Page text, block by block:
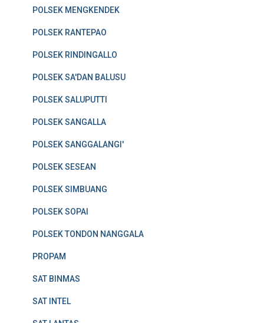
POLSEK MENGKENDEK
POLSEK RANTEPAO
POLSEK RINDINGALLO
POLSEK SA'DAN BALUSU
POLSEK SALUPUTTI
POLSEK SANGALLA
POLSEK SANGGALANGI'
POLSEK SESEAN
POLSEK SIMBUANG
POLSEK SOPAI
POLSEK TONDON NANGGALA
PROPAM
SAT BINMAS
SAT INTEL